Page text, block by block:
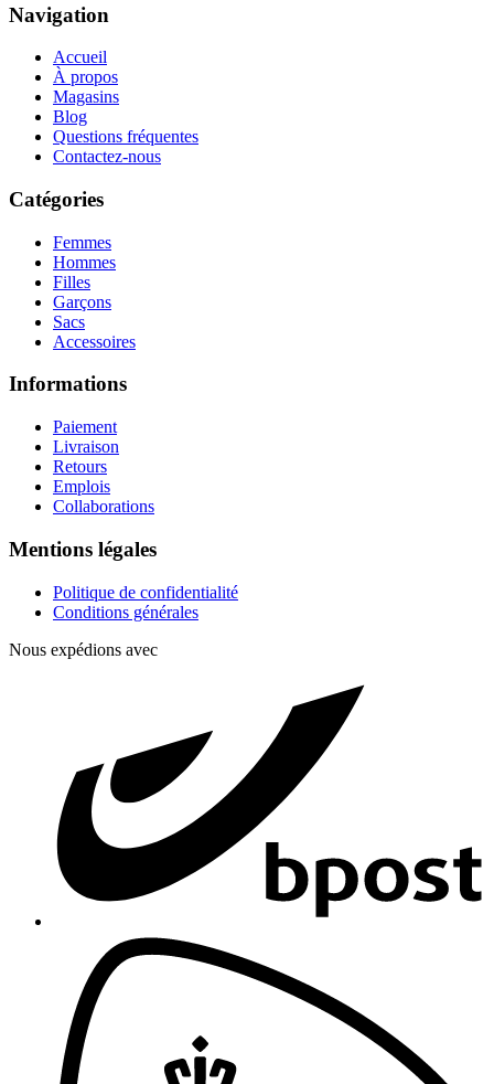
Navigation
Accueil
À propos
Magasins
Blog
Questions fréquentes
Contactez-nous
Catégories
Femmes
Hommes
Filles
Garçons
Sacs
Accessoires
Informations
Paiement
Livraison
Retours
Emplois
Collaborations
Mentions légales
Politique de confidentialité
Conditions générales
Nous expédions avec